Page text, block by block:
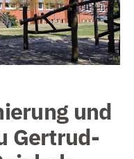
und
Gertrud-